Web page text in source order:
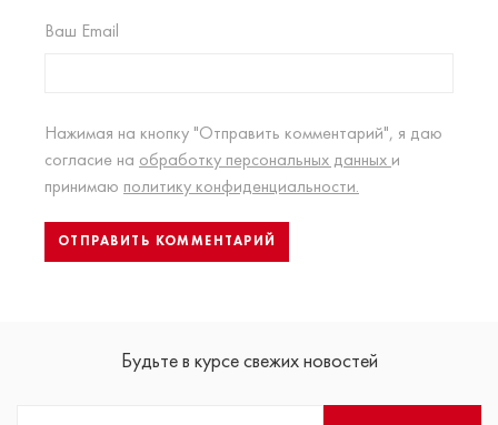
Ваш Email
Нажимая на кнопку "Отправить комментарий", я даю
согласие на обработку персональных данных и
принимаю политику конфиденциальности.
Будьте в курсе свежих новостей